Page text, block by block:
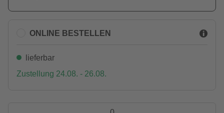
ONLINE BESTELLEN
lieferbar
Zustellung 24.08. - 26.08.